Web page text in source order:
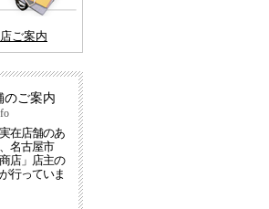
ご案内
のご案内
在店舗のあ
名古屋市
商店」店主の
行っていま